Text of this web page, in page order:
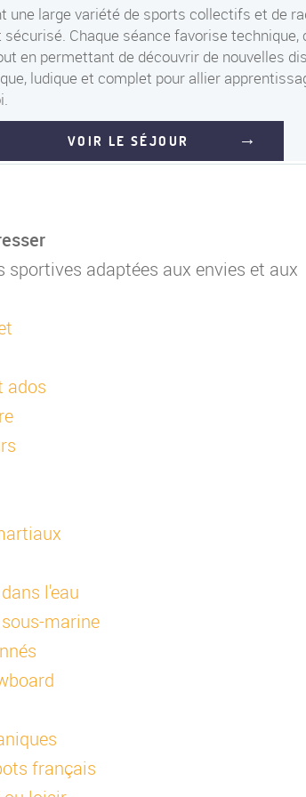
une large variété de sports collectifs et de
sécurisé. Chaque séance favorise technique,
en permettant de découvrir de nouvelles
ludique et complet pour allier
VOIR LE SÉJOUR
adaptées aux envies et aux
ados
l'eau
marine
français